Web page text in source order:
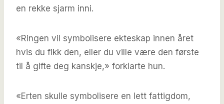
en rekke sjarm inni.
«Ringen vil symbolisere ekteskap innen året
hvis du fikk den, eller du ville være den første
til å gifte deg kanskje,» forklarte hun.
«Erten skulle symbolisere en lett fattigdom,